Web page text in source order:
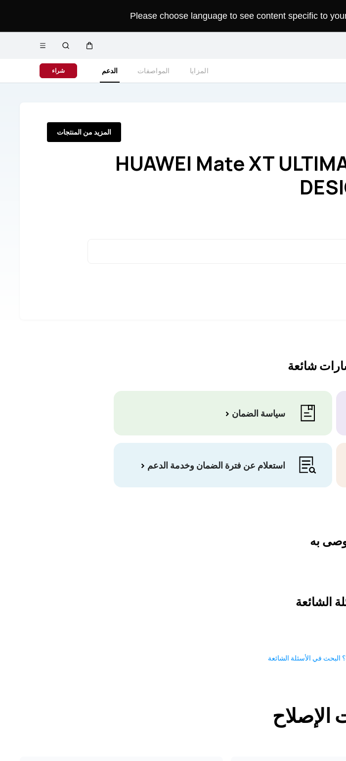
Please choose language to see content specific to
فتح
القائمة
المزايا المواصفات الدعم شراء
HUAWEI Mate XT
المزيد من المنتجات
شائعة
سياسة الضمان
استعلام عن فترة الضمان وخدمة الدعم
به
الشائعة
البحث في الأسئلة الشائعة